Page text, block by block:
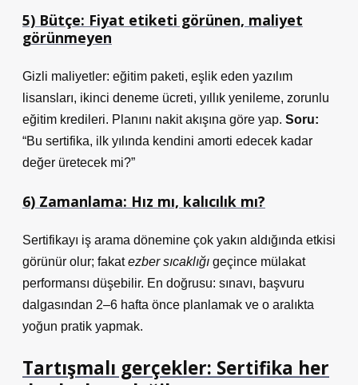
5) Bütçe: Fiyat etiketi görünen, maliyet
görünmeyen
Gizli maliyetler: eğitim paketi, eşlik eden yazılım
lisansları, ikinci deneme ücreti, yıllık yenileme, zorunlu
eğitim kredileri. Planını nakit akışına göre yap. Soru:
“Bu sertifika, ilk yılında kendini amorti edecek kadar
değer üretecek mi?”
6) Zamanlama: Hız mı, kalıcılık mı?
Sertifikayı iş arama dönemine çok yakın aldığında etkisi
görünür olur; fakatezber sıcaklığı geçince mülakat
performansı düşebilir. En doğrusu: sınavı, başvuru
dalgasından 2–6 hafta önce planlamak ve o aralıkta
yoğun pratik yapmak.
Tartışmalı gerçekler: Sertifika her